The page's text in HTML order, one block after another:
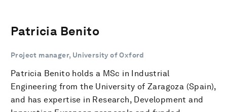
Patricia Benito
Project manager, University of Oxford
Patricia Benito holds a MSc in Industrial
Engineering from the University of Zaragoza (Spain),
and has expertise in Research, Development and